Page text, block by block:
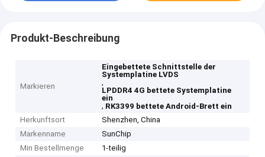
Produkt-Beschreibung
Markieren
Eingebettete Schnittstelle der
Systemplatine LVDS
,
LPDDR4 4G bettete Systemplatine
ein
, RK3399 bettete Android-Brett ein
Herkunftsort
Shenzhen, China
Markenname
SunChip
Min Bestellmenge
1-teilig